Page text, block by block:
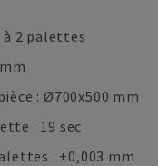
à 2 palettes
: Ø700x500 mm
: 19 sec
: ±0,003 mm